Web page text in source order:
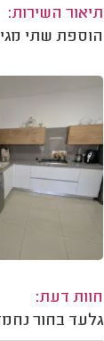
תיאור השירות:
הוספת שתי
חוות דעת:
גלעד בחור